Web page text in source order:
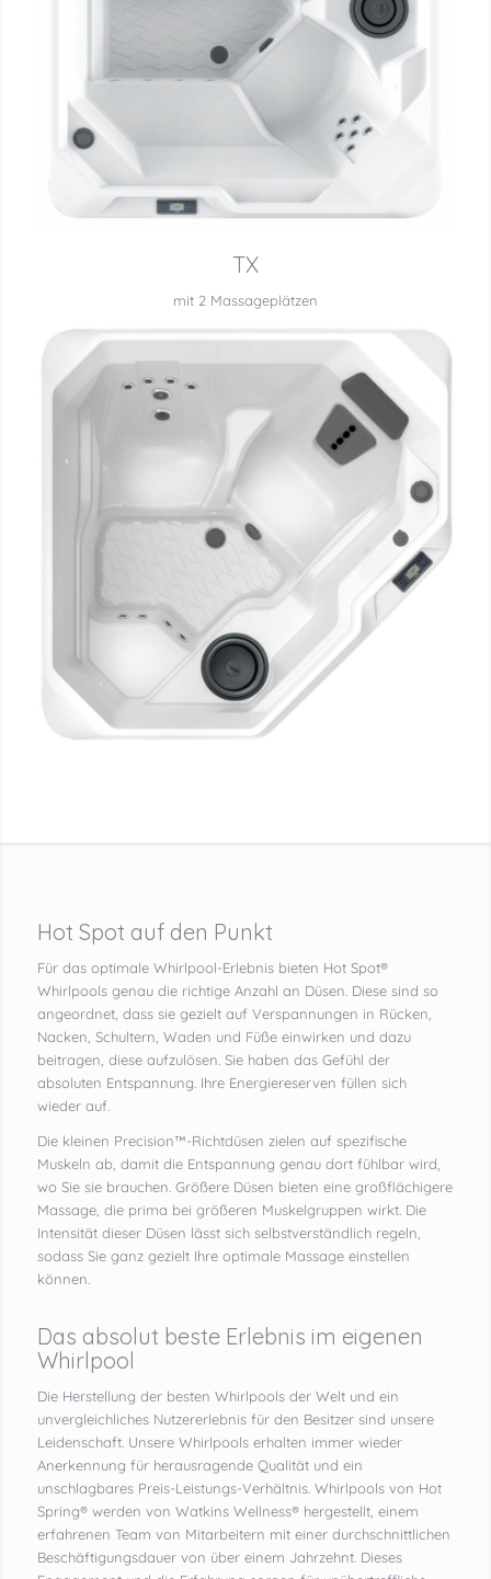
TX
mit 2 Massageplätzen
Hot Spot auf den Punkt
Für das optimale Whirlpool-Erlebnis bieten Hot Spot®
Whirlpools genau die richtige Anzahl an Düsen. Diese sind so
angeordnet, dass sie gezielt auf Verspannungen in Rücken,
Nacken, Schultern, Waden und Füße einwirken und dazu
beitragen, diese aufzulösen. Sie haben das Gefühl der
absoluten Entspannung. Ihre Energiereserven füllen sich
wieder auf.
Die kleinen Precision™-Richtdüsen zielen auf spezifische
Muskeln ab, damit die Entspannung genau dort fühlbar wird,
wo Sie sie brauchen. Größere Düsen bieten eine großflächigere
Massage, die prima bei größeren Muskelgruppen wirkt. Die
Intensität dieser Düsen lässt sich selbstverständlich regeln,
sodass Sie ganz gezielt Ihre optimale Massage einstellen
können.
Das absolut beste Erlebnis im eigenen
Whirlpool
Die Herstellung der besten Whirlpools der Welt und ein
unvergleichliches Nutzererlebnis für den Besitzer sind unsere
Leidenschaft. Unsere Whirlpools erhalten immer wieder
Anerkennung für herausragende Qualität und ein
unschlagbares Preis-Leistungs-Verhältnis. Whirlpools von Hot
Spring® werden von Watkins Wellness® hergestellt, einem
erfahrenen Team von Mitarbeitern mit einer durchschnittlichen
Beschäftigungsdauer von über einem Jahrzehnt. Dieses